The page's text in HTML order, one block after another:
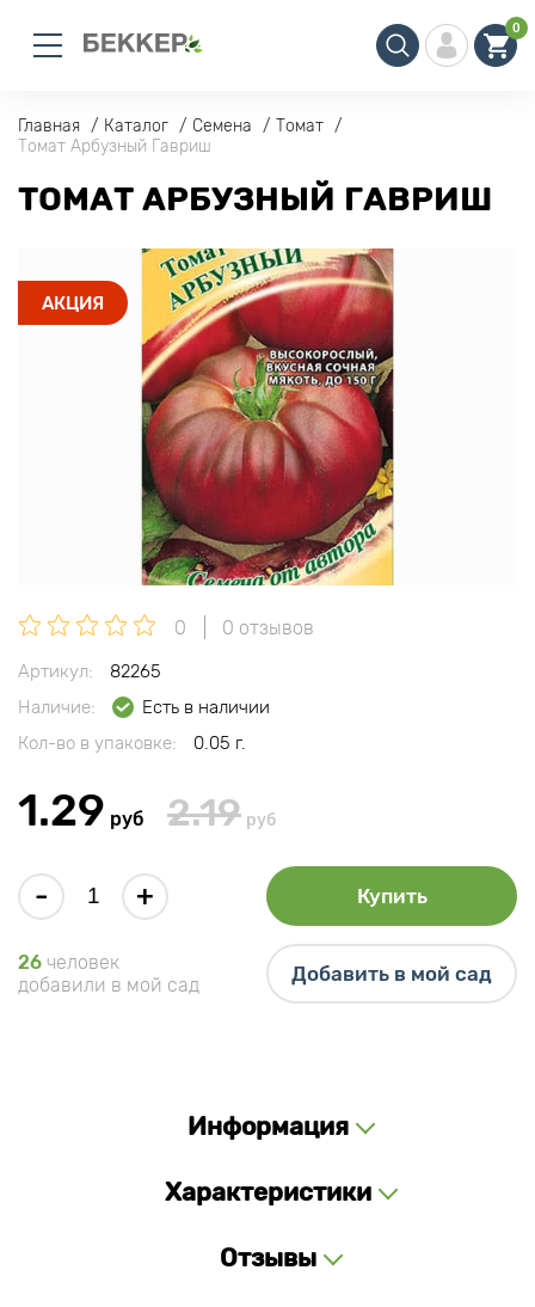
0
Главная Каталог Семена
Томат
Томат Арбузный Гавриш
ТОМАТ АРБУЗНЫЙ ГАВРИШ
АКЦИЯ
0 0 отзывов
Артикул:
82265
Наличие:
Есть в наличии
Кол-во в упаковке:
0.05 г.
1.29 руб 2.19 руб
- + Купить
26 человек
добавили в мой сад
Добавить в мой сад
Информация
Характеристики
Отзывы